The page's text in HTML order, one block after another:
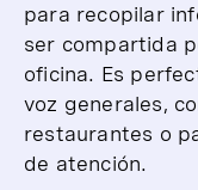
para recopilar
ser compartida
oficina. Es
voz generales,
restaurantes o
de atención.